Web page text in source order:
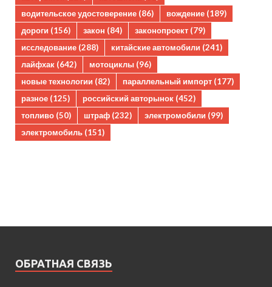
водительское удостоверение (86) вождение (189)
дороги (156) закон (84) законопроект (79)
исследование (288) китайские автомобили (241)
лайфхак (642) мотоциклы (96)
новые технологии (82) параллельный импорт (177)
разное (125) российский авторынок (452)
топливо (50) штраф (232) электромобили (99)
электромобиль (151)
ОБРАТНАЯ СВЯЗЬ